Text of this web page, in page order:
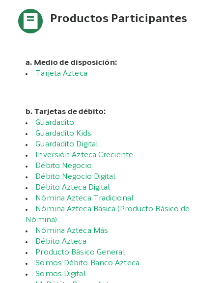
Productos Participantes
a. Medio de disposición:
Tarjeta Azteca
b. Tarjetas de débito:
Guardadito
Guardadito Kids
Guardadito Digital
Inversión Azteca Creciente
Débito Negocio
Débito Negocio Digital
Débito Azteca Digital
Nómina Azteca Tradicional
Nómina Azteca Básica (Producto Básico de
Nómina)
Nómina Azteca Más
Débito Azteca
Producto Básico General
Somos Débito Banco Azteca
Somos Digital